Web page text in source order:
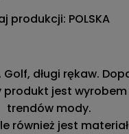
produkcji: POLSKA
długi rękaw.
jest
trendów mody.
również jest